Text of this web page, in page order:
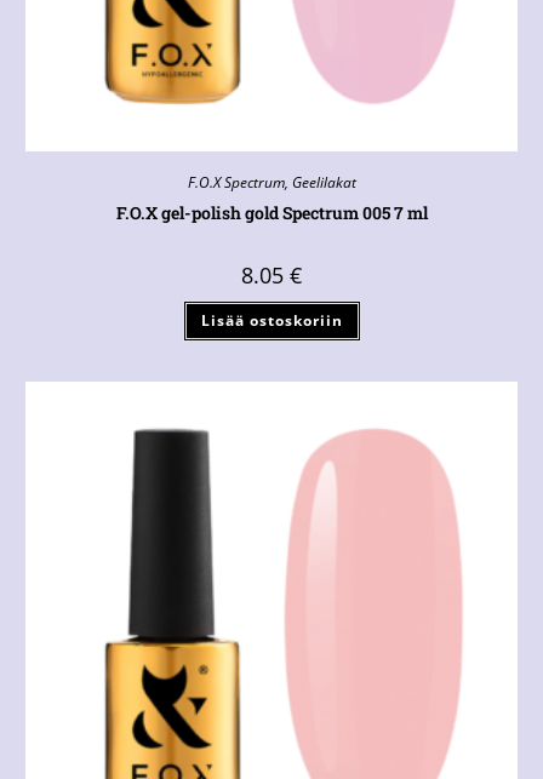
F.O.X Spectrum, Geelilakat
F.O.X gel-polish gold Spectrum 005 7 ml
8.05 €
Lisää ostoskoriin